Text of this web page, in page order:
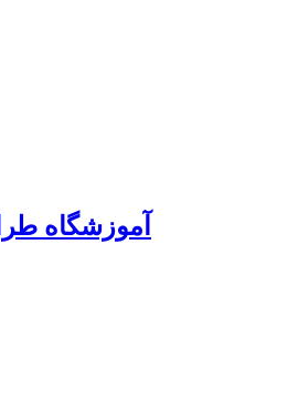
آموزشگاه